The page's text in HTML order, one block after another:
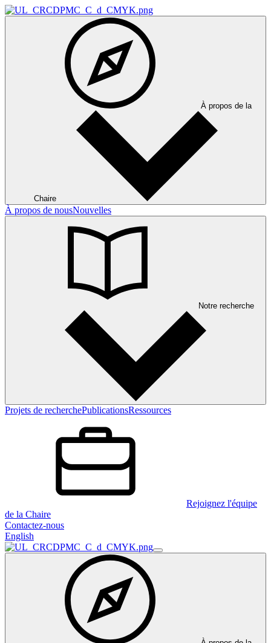
À propos de la
Chaire
À propos de nousNouvelles
Notre recherche
Projets de recherchePublicationsRessources
Rejoignez l'équipe
de la Chaire
Contactez-nous
English